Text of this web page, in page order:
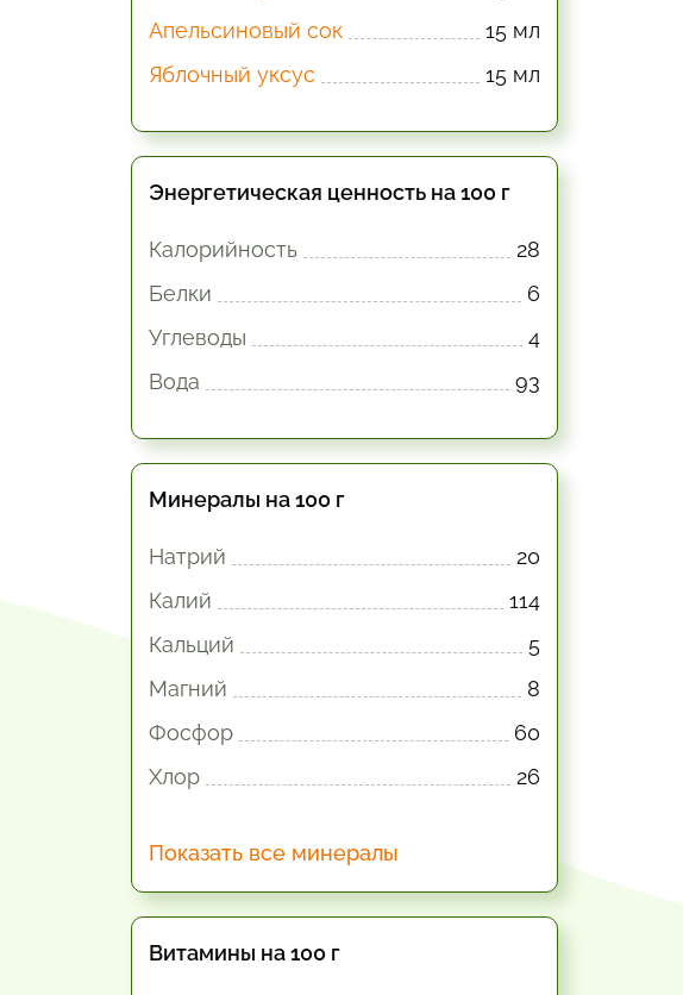
Апельсиновый сок
15 мл
Яблочный уксус
15 мл
Энергетическая ценность на 100 г
Калорийность
28
Белки
6
Углеводы
4
Вода
93
Минералы на 100 г
Натрий
20
Калий
114
Кальций
5
Магний
8
Фосфор
60
Хлор
26
Показать все минералы
Витамины на 100 г